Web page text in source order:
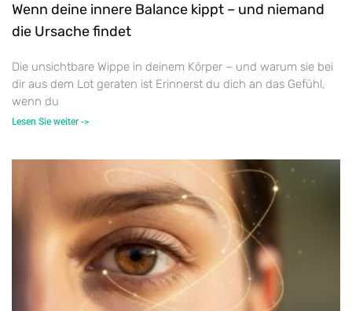
Wenn deine innere Balance kippt – und niemand
die Ursache findet
Die unsichtbare Wippe in deinem Körper – und warum sie bei
dir aus dem Lot geraten ist Erinnerst du dich an das Gefühl,
wenn du
Lesen Sie weiter ->